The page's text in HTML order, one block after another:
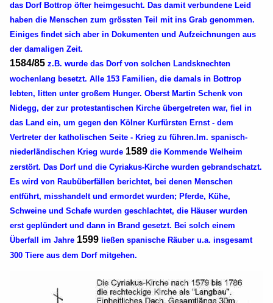
das Dorf Bottrop öfter heimgesucht. Das damit verbundene Leid
haben die Menschen zum grössten Teil mit ins Grab genommen.
Einiges findet sich aber in Dokumenten und Aufzeichnungen aus
der damaligen Zeit.
1584/85 z.B. wurde das Dorf von solchen Landsknechten
wochenlang besetzt. Alle 153 Familien, die damals in Bottrop
lebten, litten unter großem Hunger. Oberst Martin Schenk von
Nidegg, der zur protestantischen Kirche übergetreten war, fiel in
das Land ein, um gegen den Kölner Kurfürsten Ernst - dem
Vertreter der katholischen Seite - Krieg zu führen.Im. spanisch-
niederländischen Krieg wurde 1589 die Kommende Welheim
zerstört. Das Dorf und die Cyriakus-Kirche wurden gebrandschatzt.
Es wird von Raubüberfällen berichtet, bei denen Menschen
entführt, misshandelt und ermordet wurden; Pferde, Kühe,
Schweine und Schafe wurden geschlachtet, die Häuser wurden
erst geplündert und dann in Brand gesetzt. Bei solch einem
Überfall im Jahre 1599 ließen spanische Räuber u.a. insgesamt
300 Tiere aus dem Dorf mitgehen.